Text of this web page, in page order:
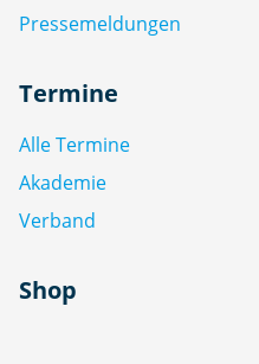
Pressemeldungen
Termine
Alle Termine
Akademie
Verband
Shop